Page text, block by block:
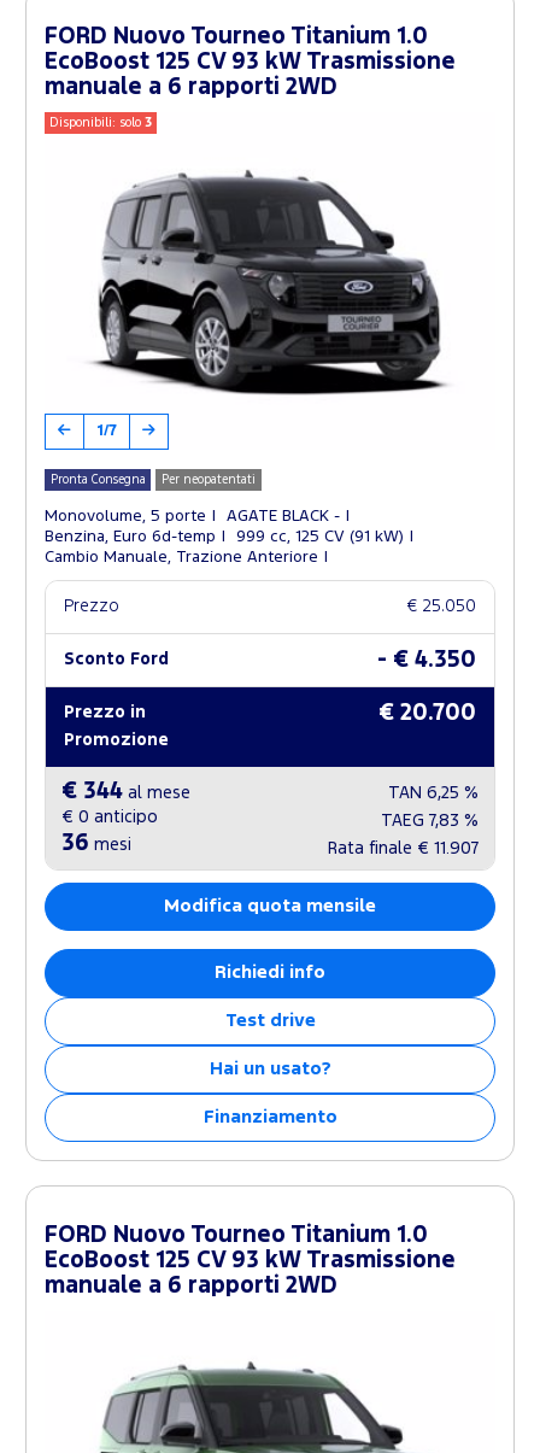
FORD Nuovo Tourneo Titanium 1.0
EcoBoost 125 CV 93 kW Trasmissione
manuale a 6 rapporti 2WD
Disponibili: solo3
1/7
Pronta Consegna Per neopatentati
Monovolume, 5 porte
AGATE BLACK -
Benzina, Euro 6d-temp
999 cc, 125 CV (91 kW)
Cambio Manuale, Trazione Anteriore
Prezzo € 25.050
Sconto Ford - € 4.350
Prezzo in
Promozione
€ 20.700
€ 344 al mese
€ 0 anticipo
36 mesi
TAN 6,25 %
TAEG 7,83 %
Rata finale € 11.907
Modifica quota mensile
Richiedi info
Test drive
Hai un usato?
Finanziamento
FORD Nuovo Tourneo Titanium 1.0
EcoBoost 125 CV 93 kW Trasmissione
manuale a 6 rapporti 2WD